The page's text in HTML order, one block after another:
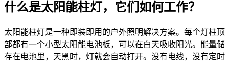
什么是太阳能柱灯，它们如何工作？
太阳能柱灯是一种即装即用的户外照明解决方案。每个灯柱顶
部都有一个小型太阳能电池板，可以在白天吸收阳光。能量储
存在电池里，天黑时，灯就会自动打开。没有电线，没有定时